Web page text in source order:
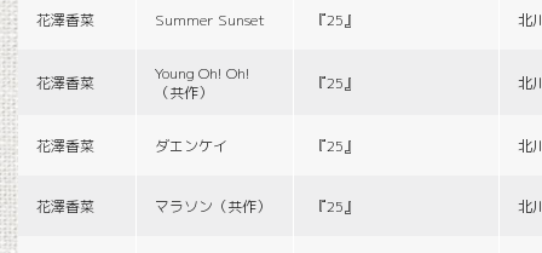
花澤香菜 Summer Sunset 『25』 北
花澤香菜
Young Oh! Oh!
（共作）
『25』 北
花澤香菜 ダエンケイ 『25』 北
花澤香菜 マラソン（共作） 『25』 北